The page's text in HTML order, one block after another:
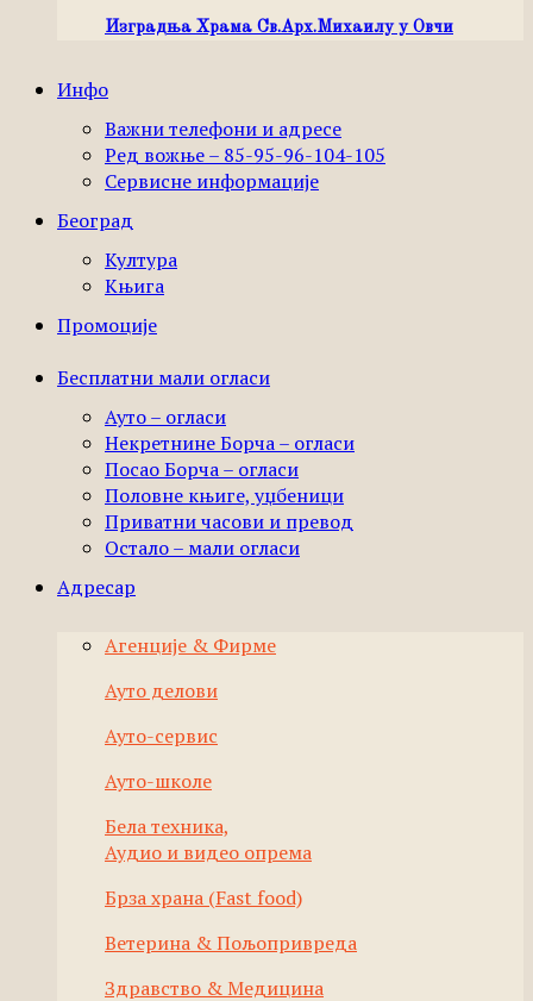
Изградња Храма Св.Арх.Михаилу у Овчи
Инфо
Важни телефони и адресе
Ред вожње – 85-95-96-104-105
Сервисне информације
Београд
Култура
Књига
Промоције
Бесплатни мали огласи
Ауто – огласи
Некретнине Борча – огласи
Посао Борча – огласи
Половне књиге, уџбеници
Приватни часови и превод
Остало – мали огласи
Адресар
Агенције & Фирме
Ауто делови
Ауто-сервис
Ауто-школе
Бела техника,
Аудио и видео опрема
Брза храна (Fast food)
Ветерина & Пољопривреда
Здравство & Медицина